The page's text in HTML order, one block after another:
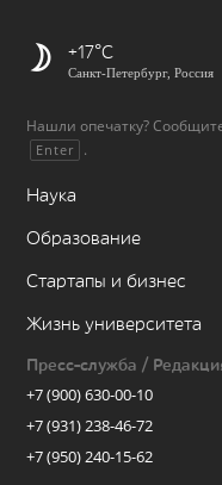
+17
Санкт-Петербург, Россия
Нашли опечатку?
Enter .
Наука
Образование
Стартапы и бизнес
Жизнь университета
Пресс-служба /
+7 (900) 630-00-10
+7 (931) 238-46-72
+7 (950) 240-15-62